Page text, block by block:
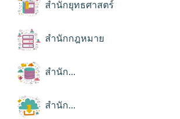
สำนักยุทธศาสตร์
สำนักกฎหมาย
สำนัก...
สำนัก...